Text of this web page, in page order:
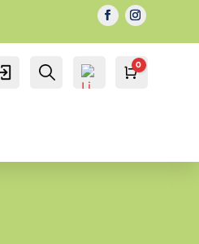
IL MIO
ACCOUNT
Cerca... Carrello
0